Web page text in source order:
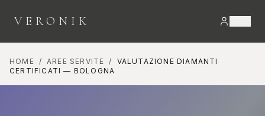
VERONIK
HOME / AREE SERVITE /
VALUTAZIONE DIAMANTI
CERTIFICATI — BOLOGNA